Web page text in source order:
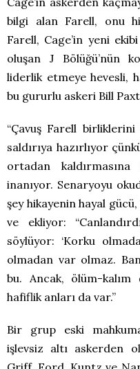
bilgi alan Farell, onu
Farell, Cage’in yeni
oluşan J Bölüğü’nün
liderlik etmeye hevesli,
bu gururlu askeri Bill
“Çavuş Farell
saldırıya hazırlıyor
ortadan
inanıyor. Senaryoyu
şey hikayenin hayal
ve ekliyor:
söylüyor: ‘Korku
olmadan var olmaz.
bu. Ancak, ölüm-
hafiflik anları da var.”
Bir grup eski
işlevsiz altı askerden